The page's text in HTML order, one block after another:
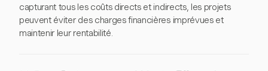
capturant tous les coûts directs et indirects, les projets
peuvent éviter des charges financières imprévues et
maintenir leur rentabilité.